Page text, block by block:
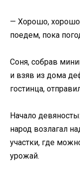
— Хорошо,
поедем, пока
Соня, собрав
и взяв из дома
гостинца,
Начало
народ возлагал
участки, где
урожай.